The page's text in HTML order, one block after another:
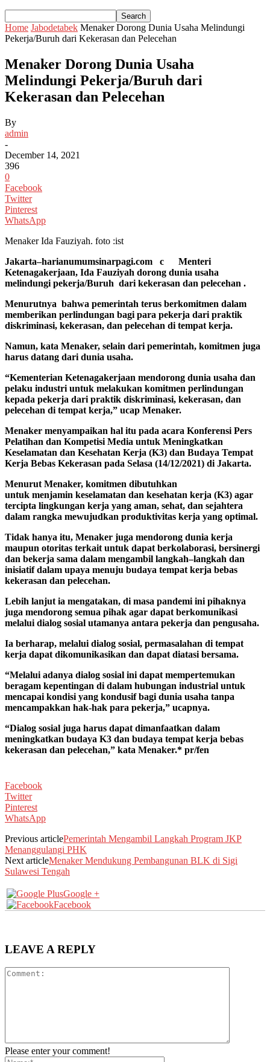
Home Jabodetabek Menaker Dorong Dunia Usaha Melindungi
Pekerja/Buruh dari Kekerasan dan Pelecehan
Menaker Dorong Dunia Usaha
Melindungi Pekerja/Buruh dari
Kekerasan dan Pelecehan
By
admin
-
December 14, 2021
396
0
Facebook
Twitter
Pinterest
WhatsApp
Menaker Ida Fauziyah. foto :ist
Jakarta–harianumumsinarpagi.com c Menteri
Ketenagakerjaan, Ida Fauziyah dorong dunia usaha
melindungi pekerja/Buruh dari kekerasan dan pelecehan .
Menurutnya bahwa pemerintah terus berkomitmen dalam
memberikan perlindungan bagi para pekerja dari praktik
diskriminasi, kekerasan, dan pelecehan di tempat kerja.
Namun, kata Menaker, selain dari pemerintah, komitmen juga
harus datang dari dunia usaha.
“Kementerian Ketenagakerjaan mendorong dunia usaha dan
pelaku industri untuk melakukan komitmen perlindungan
kepada pekerja dari praktik diskriminasi, kekerasan, dan
pelecehan di tempat kerja,” ucap Menaker.
Menaker menyampaikan hal itu pada acara Konferensi Pers
Pelatihan dan Kompetisi Media untuk Meningkatkan
Keselamatan dan Kesehatan Kerja (K3) dan Budaya Tempat
Kerja Bebas Kekerasan pada Selasa (14/12/2021) di Jakarta.
Menurut Menaker, komitmen dibutuhkan
untuk menjamin keselamatan dan kesehatan kerja (K3) agar
tercipta lingkungan kerja yang aman, sehat, dan sejahtera
dalam rangka mewujudkan produktivitas kerja yang optimal.
Tidak hanya itu, Menaker juga mendorong dunia kerja
maupun otoritas terkait untuk dapat berkolaborasi, bersinergi
dan bekerja sama dalam mengambil langkah–langkah dan
inisiatif dalam upaya menuju budaya tempat kerja bebas
kekerasan dan pelecehan.
Lebih lanjut ia mengatakan, di masa pandemi ini pihaknya
juga mendorong semua pihak agar dapat berkomunikasi
melalui dialog sosial utamanya antara pekerja dan pengusaha.
Ia berharap, melalui dialog sosial, permasalahan di tempat
kerja dapat dikomunikasikan dan dapat diatasi bersama.
“Melalui adanya dialog sosial ini dapat mempertemukan
beragam kepentingan di dalam hubungan industrial untuk
mencapai kondisi yang kondusif bagi dunia usaha tanpa
mencampakkan hak-hak para pekerja,” ucapnya.
“Dialog sosial juga harus dapat dimanfaatkan dalam
meningkatkan budaya K3 dan budaya tempat kerja bebas
kekerasan dan pelecehan,” kata Menaker.* pr/fen
Facebook
Twitter
Pinterest
WhatsApp
Previous articlePemerintah Mengambil Langkah Program JKP
Menanggulangi PHK
Next articleMenaker Mendukung Pembangunan BLK di Sigi
Sulawesi Tengah
Google +
Facebook
LEAVE A REPLY
Please enter your comment!